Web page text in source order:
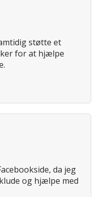
støtte et
for at hjælpe
da jeg
og hjælpe med